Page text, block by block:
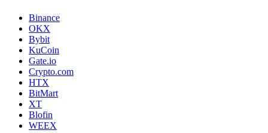
Binance
OKX
Bybit
KuCoin
Gate.io
Crypto.com
HTX
BitMart
XT
Blofin
WEEX